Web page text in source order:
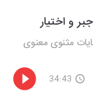
و اختیار
مثنوی معنوی
34:43